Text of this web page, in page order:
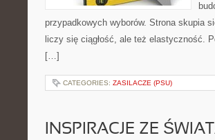
przypadkowych wyborów. Strona skupia
liczy się ciągłość, ale też elastyczność.
[…]
CATEGORIES: ZASILACZE (PSU)
INSPIRACJE ZE